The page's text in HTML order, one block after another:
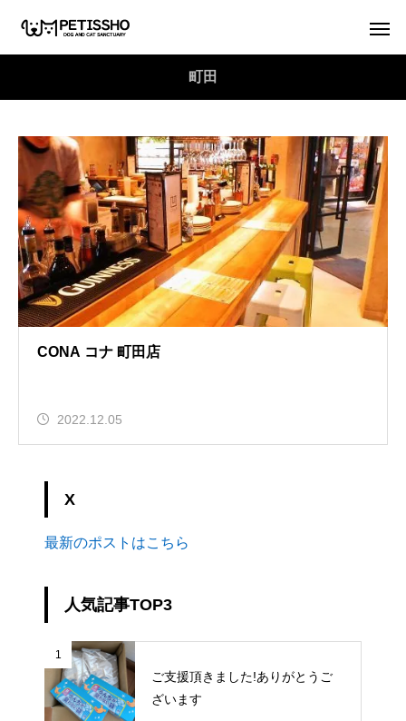
町田
CONA コナ 町田店
2022.12.05
X
最新のポストはこちら
人気記事TOP3
1
ご支援頂きました!ありがとうご
ざいます